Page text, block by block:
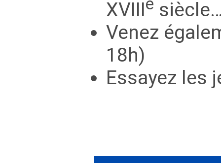
XVIIIe
Venez
18h)
Essayez les